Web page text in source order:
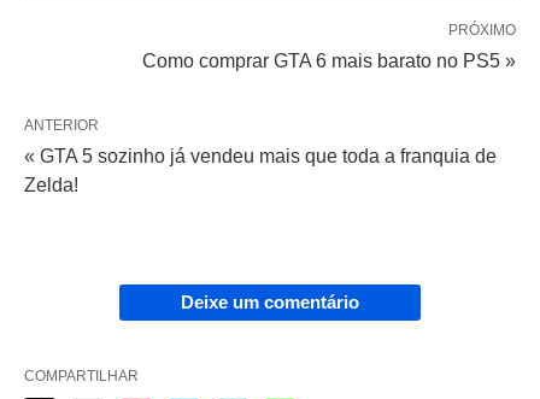
PRÓXIMO
Como comprar GTA 6 mais barato no PS5 »
ANTERIOR
« GTA 5 sozinho já vendeu mais que toda a franquia de
Zelda!
Deixe um comentário
COMPARTILHAR